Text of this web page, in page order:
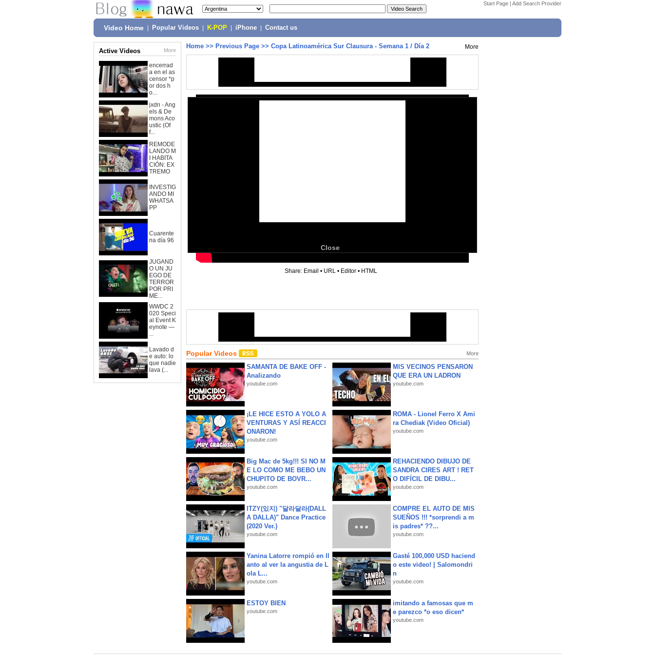
Start Page | Add Search Provider
Video Home Popular Videos K-POP iPhone Contact us
Active Videos More
encerrad
a en el as
censor *p
or dos h
o...
jxdn - Ang
els & De
mons Aco
ustic (Of
f...
REMODE
LANDO M
I HABITA
CIÓN: EX
TREMO
INVESTIG
ANDO MI
WHATSA
PP
Cuarente
na día 96
JUGAND
O UN JU
EGO DE
TERROR
POR PRI
ME...
WWDC 2
020 Speci
al Event K
eynote —
...
Lavado d
e auto: lo
que nadie
lava (...
Home >> Previous Page >> Copa Latinoamérica Sur Clausura - Semana 1 / Día 2 More
Close
Share: Email • URL • Editor • HTML
Popular Videos More
SAMANTA DE BAKE OFF -
Analizando
youtube.com
MIS VECINOS PENSARON
QUE ERA UN LADRON
youtube.com
¡LE HICE ESTO A YOLO A
VENTURAS Y ASÍ REACCI
ONARON!
youtube.com
ROMA - Lionel Ferro X Ami
ra Chediak (Video Oficial)
youtube.com
Big Mac de 5kg!!! SI NO M
E LO COMO ME BEBO UN
CHUPITO DE BOVR...
youtube.com
REHACIENDO DIBUJO DE
SANDRA CIRES ART ! RET
O DIFÍCIL DE DIBU...
youtube.com
ITZY(있지) "달라달라(DALL
A DALLA)" Dance Practice
(2020 Ver.)
youtube.com
COMPRE EL AUTO DE MIS
SUEÑOS !!! *sorprendi a m
is padres* ??...
youtube.com
Yanina Latorre rompió en ll
anto al ver la angustia de L
ola L...
youtube.com
Gasté 100,000 USD haciend
o este video! | Salomondri
n
youtube.com
ESTOY BIEN
youtube.com
imitando a famosas que m
e parezco *o eso dicen*
youtube.com